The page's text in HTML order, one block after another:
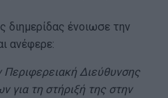
ένοιωσε την
ανέφερε:
Περιφερειακή Διεύθυνσης
για τη στήριξή της στην